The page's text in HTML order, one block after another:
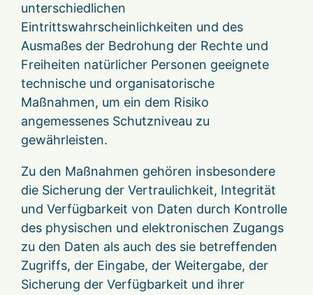
unterschiedlichen
Eintrittswahrscheinlichkeiten und des
Ausmaßes der Bedrohung der Rechte und
Freiheiten natürlicher Personen geeignete
technische und organisatorische
Maßnahmen, um ein dem Risiko
angemessenes Schutzniveau zu
gewährleisten.
Zu den Maßnahmen gehören insbesondere
die Sicherung der Vertraulichkeit, Integrität
und Verfügbarkeit von Daten durch Kontrolle
des physischen und elektronischen Zugangs
zu den Daten als auch des sie betreffenden
Zugriffs, der Eingabe, der Weitergabe, der
Sicherung der Verfügbarkeit und ihrer